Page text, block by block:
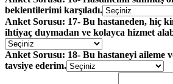
beklentilerimi karşıladı.
Anket Sorusu: 17- Bu hastaneden, hiç
ihtiyaç duymadan ve kolayca hizmet
Anket Sorusu: 18- Bu hastaneyi aileme
tavsiye ederim.